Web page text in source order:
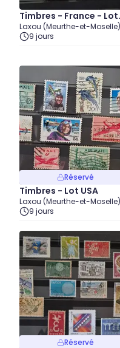
Timbres - France - Lot
(2) - Neuf (28 juillet)
Laxou (Meurthe-et-Moselle)
9 jours
Réservé
Timbres - Lot USA
Laxou (Meurthe-et-Moselle)
9 jours
Réservé